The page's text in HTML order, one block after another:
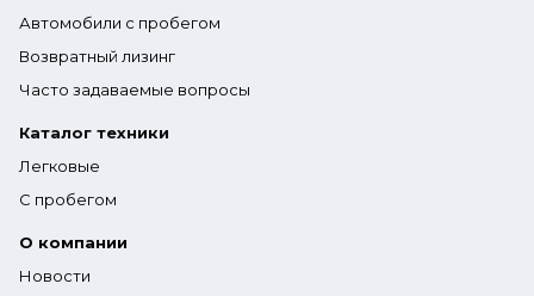
Автомобили с пробегом
Возвратный лизинг
Часто задаваемые вопросы
Каталог техники
Легковые
С пробегом
О компании
Новости